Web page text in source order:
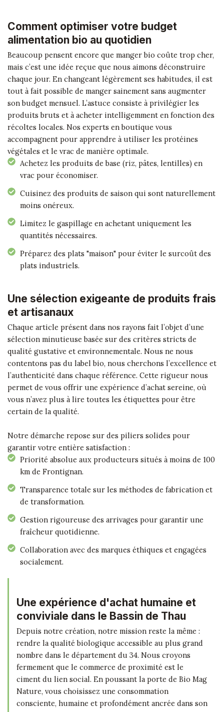
Comment optimiser votre budget
alimentation bio au quotidien
Beaucoup pensent encore que manger bio coûte trop cher,
mais c’est une idée reçue que nous aimons déconstruire
chaque jour. En changeant légèrement ses habitudes, il est
tout à fait possible de manger sainement sans augmenter
son budget mensuel. L’astuce consiste à privilégier les
produits bruts et à acheter intelligemment en fonction des
récoltes locales. Nos experts en boutique vous
accompagnent pour apprendre à utiliser les protéines
végétales et le vrac de manière optimale.
Achetez les produits de base (riz, pâtes, lentilles) en
vrac pour économiser.
Cuisinez des produits de saison qui sont naturellement
moins onéreux.
Limitez le gaspillage en achetant uniquement les
quantités nécessaires.
Préparez des plats "maison" pour éviter le surcoût des
plats industriels.
Une sélection exigeante de produits frais
et artisanaux
Chaque article présent dans nos rayons fait l’objet d’une
sélection minutieuse basée sur des critères stricts de
qualité gustative et environnementale. Nous ne nous
contentons pas du label bio, nous cherchons l’excellence et
l’authenticité dans chaque référence. Cette rigueur nous
permet de vous offrir une expérience d’achat sereine, où
vous n’avez plus à lire toutes les étiquettes pour être
certain de la qualité.
Notre démarche repose sur des piliers solides pour
garantir votre entière satisfaction :
Priorité absolue aux producteurs situés à moins de 100
km de Frontignan.
Transparence totale sur les méthodes de fabrication et
de transformation.
Gestion rigoureuse des arrivages pour garantir une
fraîcheur quotidienne.
Collaboration avec des marques éthiques et engagées
socialement.
Une expérience d'achat humaine et
conviviale dans le Bassin de Thau
Depuis notre création, notre mission reste la même :
rendre la qualité biologique accessible au plus grand
nombre dans le département du 34. Nous croyons
fermement que le commerce de proximité est le
ciment du lien social. En poussant la porte de Bio Mag
Nature, vous choisissez une consommation
consciente, humaine et profondément ancrée dans son